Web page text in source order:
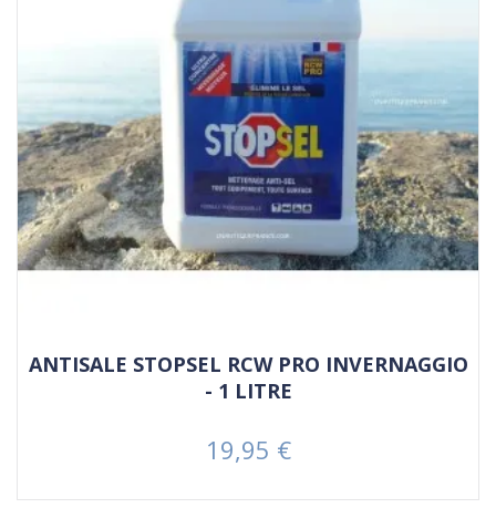
ANTISALE STOPSEL RCW PRO INVERNAGGIO
- 1 LITRE
Prezzo
19,95 €